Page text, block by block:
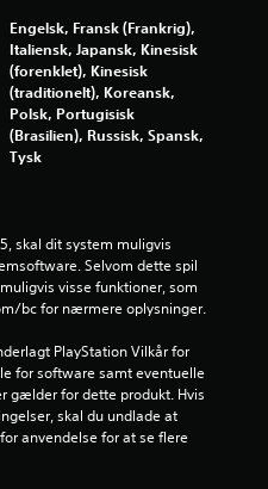
d
a
f
m
s
t
j
e
Engelsk, Fransk (Frankrig),
Italiensk, Japansk, Kinesisk
(forenklet), Kinesisk
(traditionelt), Koreansk,
Polsk, Portugisisk
(Brasilien), Russisk, Spansk,
Tysk
skal dit system muligvis
Selvom dette spil
visse funktioner, som
bc for nærmere oplysninger.
PlayStation Vilkår for
for software samt eventuelle
gælder for dette produkt. Hvis
skal du undlade at
anvendelse for at se flere